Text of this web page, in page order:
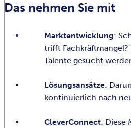
Das nehmen Sie mit
Marktentwicklung:
trifft
Talente gesucht
Lösungsansätze:
kontinuierlich nach
CleverConnect: Diese